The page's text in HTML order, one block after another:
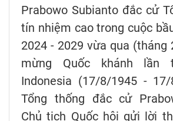
Prabowo Subianto đắc cử
tín nhiệm cao trong cuộc
2024 - 2029 vừa qua (tháng
mừng Quốc khánh lần
Indonesia (17/8/1945 - 17/
Tổng thống đắc cử
Chủ tịch Quốc hội gửi lời